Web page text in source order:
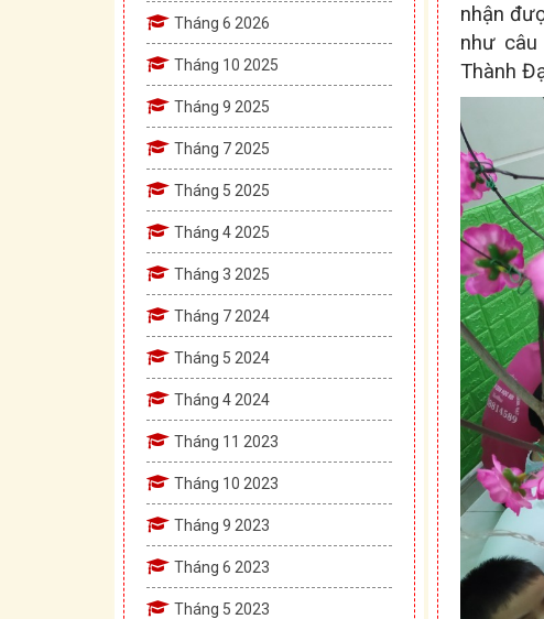
Tháng 6 2026
Tháng 10 2025
Tháng 9 2025
Tháng 7 2025
Tháng 5 2025
Tháng 4 2025
Tháng 3 2025
Tháng 7 2024
Tháng 5 2024
Tháng 4 2024
Tháng 11 2023
Tháng 10 2023
Tháng 9 2023
Tháng 6 2023
Tháng 5 2023
nhận
như câu
Thành